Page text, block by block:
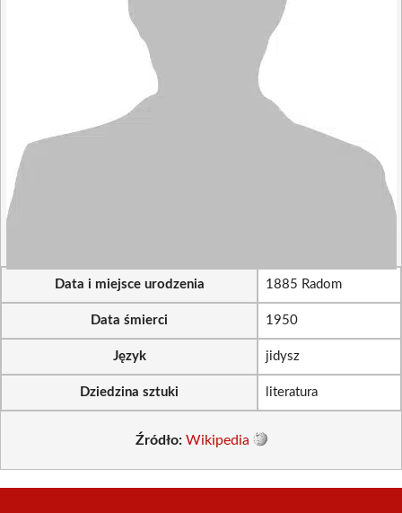
Data i miejsce urodzenia 1885 Radom
Data śmierci 1950
Język jidysz
Dziedzina sztuki literatura
Źródło: Wikipedia